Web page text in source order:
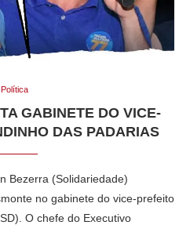
Política
GABINETE DO VICE-
DAS PADARIAS
Bezerra (Solidariedade)
no gabinete do vice-prefeito
O chefe do Executivo